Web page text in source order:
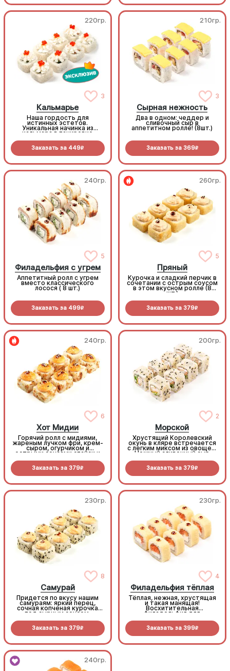
220гр.
3
Кальмарье
Наша гордость для
истинных эстетов.
Уникальная начинка из
кальмара в панировке
томат и обилие крем-сыра.
Праздничная подача с
красной икрой делает этот
вечера (8шт.)
Заказать за 449R
210гр.
3
Сырная нежность
Два в одном: чеддер и
сливочный сыр в
аппетитном ролле! (8шт.)
Заказать за 369R
240гр.
5
Филадельфия с угрем
Аппетитный ролл с угрем
вместо классического
лосося ( 8 шт.)
Заказать за 499R
260гр.
5
Пряный
Курочка и сладкий перчик в
сочетании с острым соусом
в этом вкусном ролле (8
шт.)
Заказать за 379R
240гр.
6
Хот Мидии
Горячий ролл с мидиями,
жареным лучком фри, крем-
сыром, огурчиком и
острыми соусами спайси и
Заказать за 379R
200гр.
2
Морской
Хрустящий Королевский
окунь в кляре встречается
с легким миксом из овощей.
Нежный сливочный сыр
добавляет приятный
сбалансированный и легкий
выбор
Заказать за 379R
230гр.
8
Самурай
Придется по вкусу нашим
самураям: яркий перец,
сочная копченая курочка
под сырным соусом,
Заказать за 379R
230гр.
4
Филадельфия тёплая
Тёплая, нежная, хрустящая
и такая манящая!
Восхитительная
филадельфия для
роллов (8 шт.)
Заказать за 399R
240гр.